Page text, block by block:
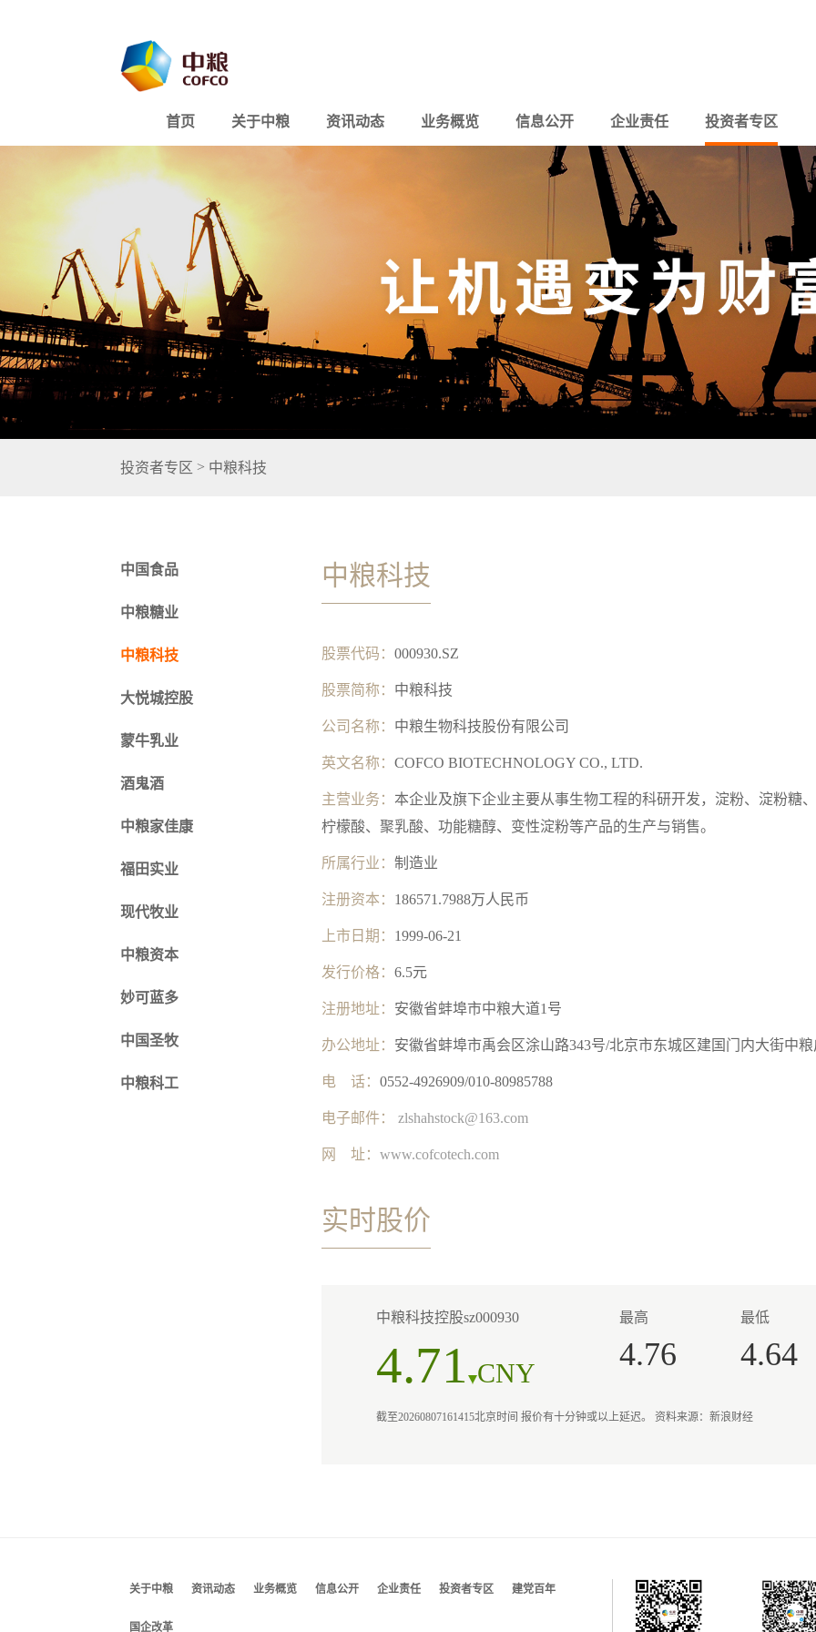
首页 关于中粮 资讯动态 业务概览 信息公开 企业责任 投资者专区
投资者专区 > 中粮科技
中国食品
中粮糖业
中粮科技
大悦城控股
蒙牛乳业
酒鬼酒
中粮家佳康
福田实业
现代牧业
中粮资本
妙可蓝多
中国圣牧
中粮科工
中粮科技
股票代码：000930.SZ
股票简称： 中粮科技
公司名称： 中粮生物科技股份有限公司
英文名称：COFCO BIOTECHNOLOGY CO., LTD.
主营业务：本企业及旗下企业主要从事生物工程的科研开发，淀粉、淀粉糖
柠檬酸、聚乳酸、功能糖醇、变性淀粉等产品的生产与销售。
所属行业：制造业
注册资本： 186571.7988万人民币
上市日期： 1999-06-21
发行价格：6.5元
注册地址： 安徽省蚌埠市中粮大道1号
办公地址： 安徽省蚌埠市禹会区涂山路343号/北京市东城区建国门内大街中
电 话：0552-4926909/010-80985788
电子邮件： zlshahstock@163.com
网 址：www.cofcotech.com
实时股价
中粮科技控股sz000930
4.71 CNY
最高
4.76
最低
4.64
截至20260807161415北京时间 报价有十分钟或以上延迟。 资料来源：新浪财经
关于中粮 资讯动态 业务概览 信息公开 企业责任 投资者专区 建党百年
国企改革